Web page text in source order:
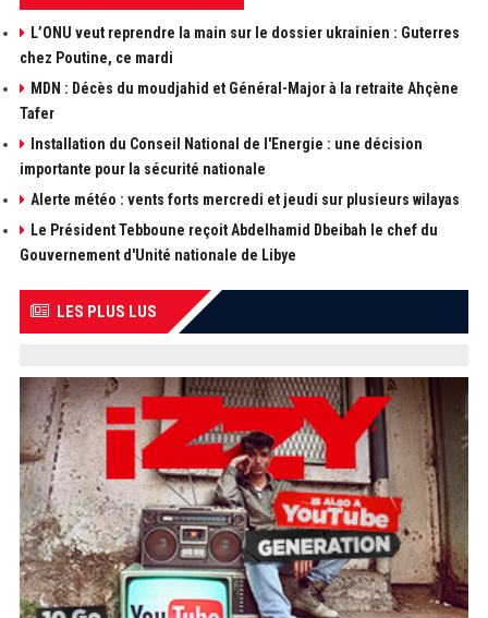
L’ONU veut reprendre la main sur le dossier ukrainien : Guterres
chez Poutine, ce mardi
MDN : Décès du moudjahid et Général-Major à la retraite Ahçène
Tafer
Installation du Conseil National de l'Energie : une décision
importante pour la sécurité nationale
Alerte météo : vents forts mercredi et jeudi sur plusieurs wilayas
Le Président Tebboune reçoit Abdelhamid Dbeibah le chef du
Gouvernement d'Unité nationale de Libye
LES PLUS LUS